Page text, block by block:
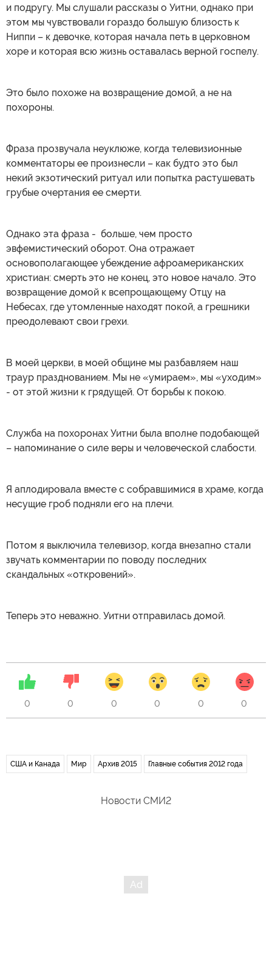
и подругу. Мы слушали рассказы о Уитни, однако при
этом мы чувствовали гораздо большую близость к
Ниппи – к девочке, которая начала петь в церковном
хоре и которая всю жизнь оставалась верной госпелу.
Это было похоже на возвращение домой, а не на
похороны.
Фраза прозвучала неуклюже, когда телевизионные
комментаторы ее произнесли – как будто это был
некий экзотический ритуал или попытка растушевать
грубые очертания ее смерти.
Однако эта фраза - больше, чем просто
эвфемистический оборот. Она отражает
основополагающее убеждение афроамериканских
христиан: смерть это не конец, это новое начало. Это
возвращение домой к всепрощающему Отцу на
Небесах, где утомленные находят покой, а грешники
преодолевают свои грехи.
В моей церкви, в моей общине мы разбавляем наш
траур празднованием. Мы не «умираем», мы «уходим»
- от этой жизни к грядущей. От борьбы к покою.
Служба на похоронах Уитни была вполне подобающей
– напоминание о силе веры и человеческой слабости.
Я аплодировала вместе с собравшимися в храме, когда
несущие гроб подняли его на плечи.
Потом я выключила телевизор, когда внезапно стали
звучать комментарии по поводу последних
скандальных «откровений».
Теперь это неважно. Уитни отправилась домой.
0 0 0 0 0 0
США и Канада Мир Архив 2015 Главные события 2012 года
Новости СМИ2